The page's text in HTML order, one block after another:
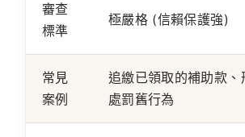
審查
標準
極嚴格 (信賴保護強)
常見
案例
追繳已領取的補助款、
處罰舊行為